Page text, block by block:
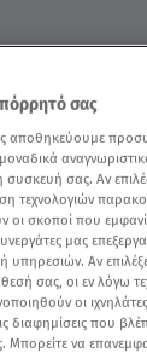
σας
αποθηκεύουμε
σας. Αν
τεχνολογιών
οι σκοποί που
μας
υπηρεσιών. Αν
σας, οι εν λόγω
οι
διαφημίσεις που
Μπορείτε να